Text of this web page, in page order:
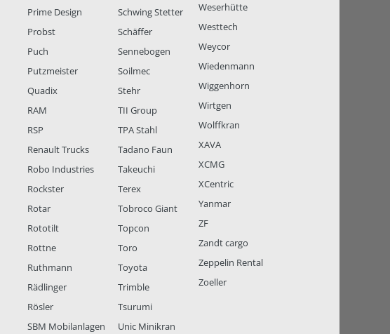
Prime Design
Probst
Puch
Putzmeister
Quadix
RAM
RSP
Renault Trucks
Robo Industries
Rockster
Rotar
Rototilt
Rottne
Ruthmann
Rädlinger
Rösler
SBM Mobilanlagen
Schwing Stetter
Schäffer
Sennebogen
Soilmec
Stehr
TII Group
TPA Stahl
Tadano Faun
Takeuchi
Terex
Tobroco Giant
Topcon
Toro
Toyota
Trimble
Tsurumi
Unic Minikran
Weserhütte
Westtech
Weycor
Wiedenmann
Wiggenhorn
Wirtgen
Wolffkran
XAVA
XCMG
XCentric
Yanmar
ZF
Zandt cargo
Zeppelin Rental
Zoeller